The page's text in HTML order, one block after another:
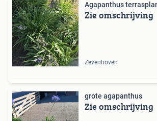
Agapanthus
Zie omschrijving
Zevenhoven
grote agapanthus
Zie omschrijving